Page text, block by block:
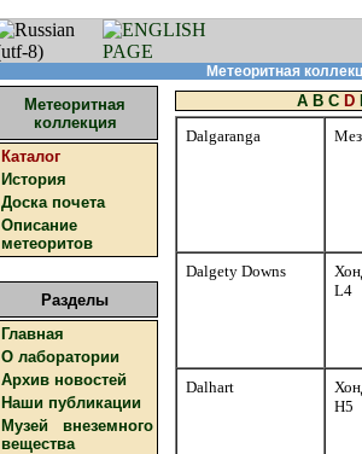
Метеоритная
Метеоритная
коллекция
Каталог
История
Доска почета
Описание
метеоритов
Разделы
Главная
О лаборатории
Архив новостей
Наши публикации
Музей внеземного
вещества
A B C D
Dalgaranga
Dalgety Downs
L4
Dalhart
H5